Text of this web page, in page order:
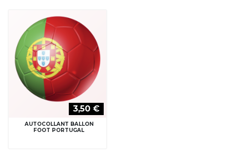
3,50 €
AUTOCOLLANT BALLON
FOOT PORTUGAL